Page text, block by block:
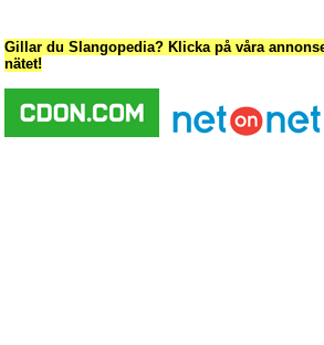
Gillar du Slangopedia? Klicka på våra
nätet!